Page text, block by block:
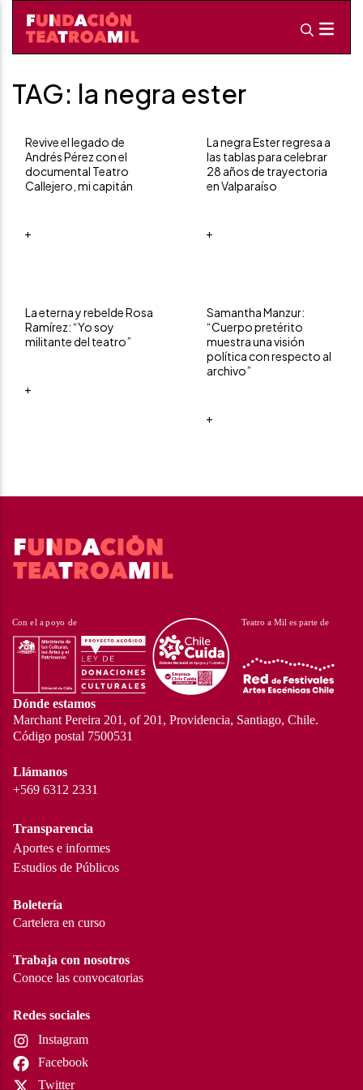
TAG: la negra ester
Revive el legado de
Andrés Pérez con el
documental Teatro
Callejero, mi capitán
+
La negra Ester regresa a
las tablas para celebrar
28 años de trayectoria
en Valparaíso
+
La eterna y rebelde Rosa
Ramírez: “Yo soy
militante del teatro”
+
Samantha Manzur:
“Cuerpo pretérito
muestra una visión
política con respecto al
archivo”
+
Dónde estamos
Marchant Pereira 201, of 201, Providencia, Santiago, Chile.
Código postal 7500531
Llámanos
+569 6312 2331
Transparencia
Aportes e informes
Estudios de Públicos
Boletería
Cartelera en curso
Trabaja con nosotros
Conoce las convocatorias
Redes sociales
Instagram
Facebook
Twitter